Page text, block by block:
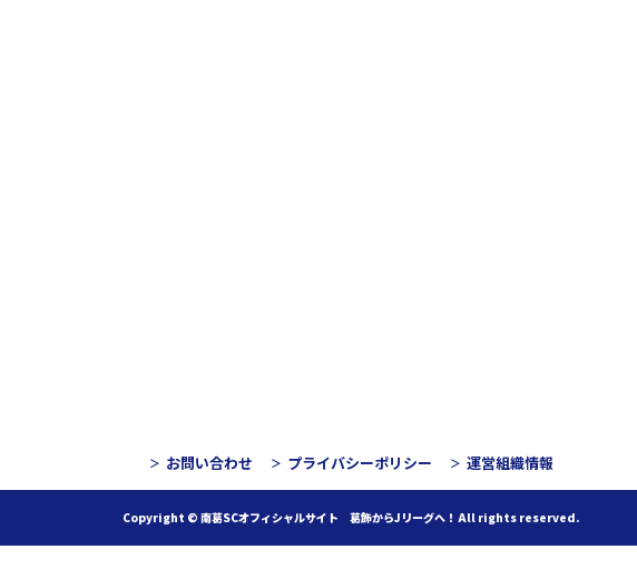
お問い合わせ プライバシーポリシー 運営組織情報
Copyright © 南葛SCオフィシャルサイト 葛飾からJリーグへ！All rights reserved.